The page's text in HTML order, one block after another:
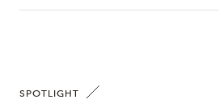
SPOTLIGHT